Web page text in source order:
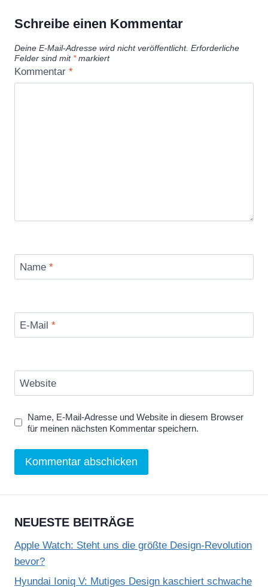
Schreibe einen Kommentar
Deine E-Mail-Adresse wird nicht veröffentlicht. Erforderliche
Felder sind mit *markiert
Kommentar *
Name *
E-Mail *
Website
Name, E-Mail-Adresse und Website in diesem Browser
für meinen nächsten Kommentar speichern.
NEUESTE BEITRÄGE
Apple Watch: Steht uns die größte Design-Revolution
bevor?
Hyundai Ioniq V: Mutiges Design kaschiert schwache